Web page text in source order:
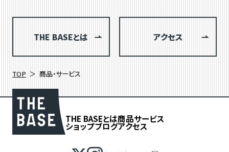
THE BASEとは アクセス
TOP 商品・サービス
THE BASEとは商品サービス
ショップブログアクセス